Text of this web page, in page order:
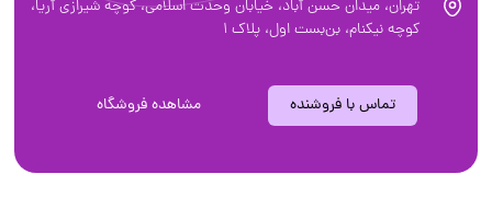
تهران، ميدان حسن آباد، خيابان وحدت اسلامی، کوچه شیرازی آریا،
کوچه نیکنام، بن‌بست اول، پلاک ۱
تماس با فروشنده مشاهده فروشگاه